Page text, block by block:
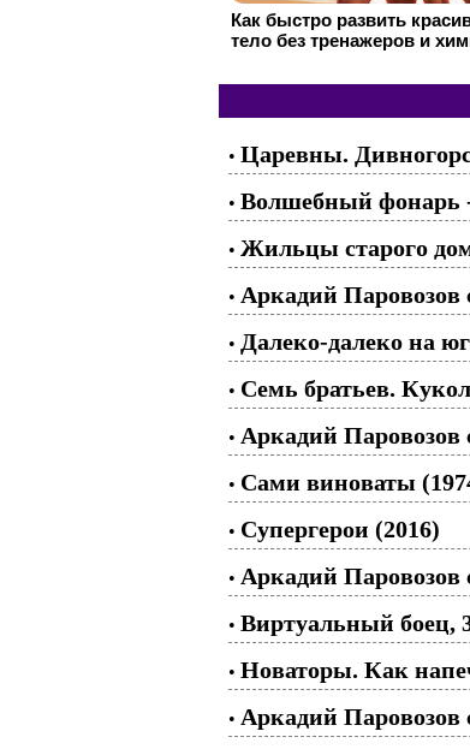
Как быстро развить
тело без тренажеров и
• Царевны.
• Волшебный фонарь
• Жильцы старого
• Аркадий
• Далеко-далеко на
• Семь братьев.
• Аркадий
• Сами виноваты
• Супергерои (2016)
• Аркадий
• Виртуальный боец,
• Новаторы. Как
• Аркадий